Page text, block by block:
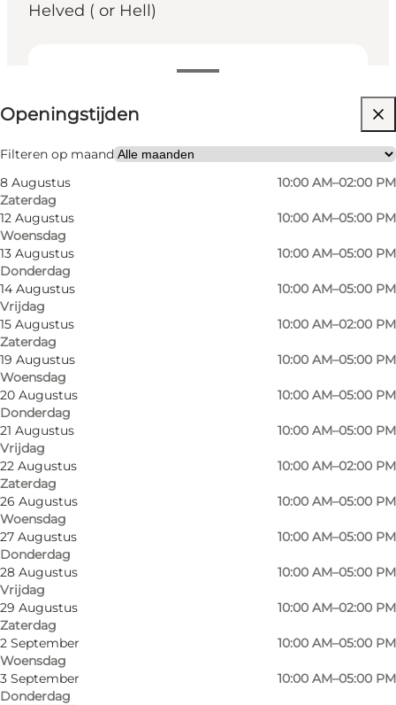
Helved ( or Hell)
Openingstijden bekijken
Openingstijden
Filteren op maand
8 Augustus
Zaterdag
10:00 AM–02:00 PM
12 Augustus
Woensdag
10:00 AM–05:00 PM
13 Augustus
Donderdag
10:00 AM–05:00 PM
14 Augustus
Vrijdag
10:00 AM–05:00 PM
15 Augustus
Zaterdag
10:00 AM–02:00 PM
19 Augustus
Woensdag
10:00 AM–05:00 PM
20 Augustus
Donderdag
10:00 AM–05:00 PM
21 Augustus
Vrijdag
10:00 AM–05:00 PM
22 Augustus
Zaterdag
10:00 AM–02:00 PM
26 Augustus
Woensdag
10:00 AM–05:00 PM
27 Augustus
Donderdag
10:00 AM–05:00 PM
28 Augustus
Vrijdag
10:00 AM–05:00 PM
29 Augustus
Zaterdag
10:00 AM–02:00 PM
2 September
Woensdag
10:00 AM–05:00 PM
3 September
Donderdag
10:00 AM–05:00 PM
Website bezoeken
Children, Friends, My partner, Myself
VisitSønderborg
©Hørup Genbrugsbutik
Foto:
©
Visit our 1200 m2 large second-hand shop with